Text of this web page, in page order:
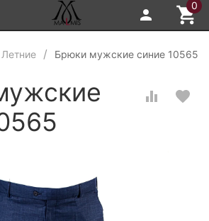
0
Летние Брюки мужские синие 10565